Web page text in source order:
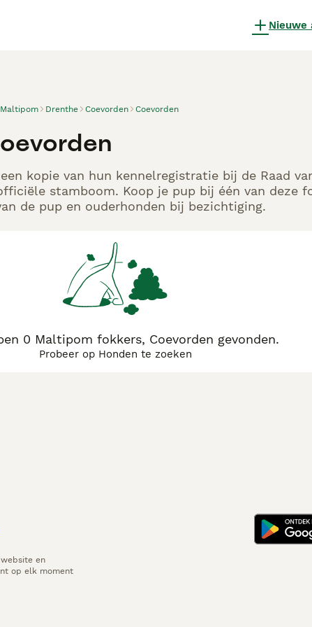
Nieuwe
Maltipom Drenthe Coevorden Coevorden
kopie van hun kennelregistratie bij de Raad
stamboom. Koop je pup bij één van deze
de pup en ouderhonden bij bezichtiging.
0 Maltipom fokkers, Coevorden gevonden.
Probeer op Honden te zoeken
en
op elk moment